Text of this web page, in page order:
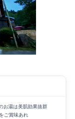
お湯は美肌効果抜群
ご賞味あれ